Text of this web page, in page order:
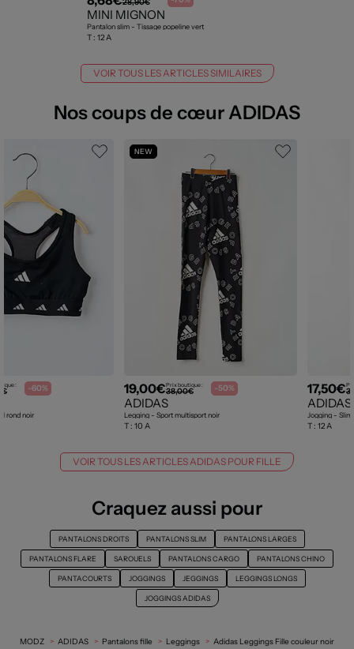
28,90€
MINI MIGNON
Pantalon slim - Tissage popeline vert
T : 12 A
VOIR TOUS LES ARTICLES SIMILAIRES
Nos coups de cœur ADIDAS
: -60%
rond noir
NEW
19,00€Prix boutique :
38,00€ -50%
ADIDAS
Legging - Sport multisport noir
T : 10 A
17,50€
ADIDAS
Jogging - Slim
T : 12 A
VOIR TOUS LES ARTICLES ADIDAS POUR FILLE
Craquez aussi pour
PANTALONS DROITS PANTALONS SLIM PANTALONS LARGES
PANTALONS FLARE SAROUELS PANTALONS CARGO PANTALONS CHINO
PANTACOURTS JOGGINGS JEGGINGS LEGGINGS LONGS
JOGGINGS ADIDAS
MODZ ADIDAS Pantalons fille Leggings Adidas Leggings Fille couleur noir